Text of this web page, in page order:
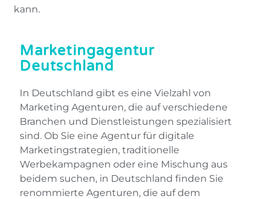
kann.
Marketingagentur
Deutschland
In Deutschland gibt es eine Vielzahl von
Marketing Agenturen, die auf verschiedene
Branchen und Dienstleistungen spezialisiert
sind. Ob Sie eine Agentur für digitale
Marketingstrategien, traditionelle
Werbekampagnen oder eine Mischung aus
beidem suchen, in Deutschland finden Sie
renommierte Agenturen, die auf dem